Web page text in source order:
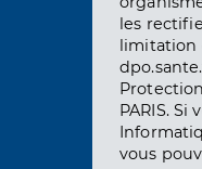
les
limitation
PARIS.
vous